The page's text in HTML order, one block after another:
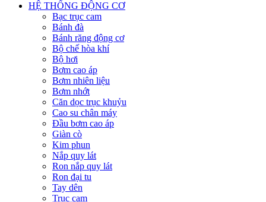
HỆ THỐNG ĐỘNG CƠ
Bạc trục cam
Bánh đà
Bánh răng động cơ
Bộ chế hòa khí
Bộ hơi
Bơm cao áp
Bơm nhiên liệu
Bơm nhớt
Căn dọc trục khuỷu
Cao su chân máy
Đầu bơm cao áp
Giàn cò
Kim phun
Nắp quy lát
Ron nắp quy lát
Ron đại tu
Tay dên
Trục cam